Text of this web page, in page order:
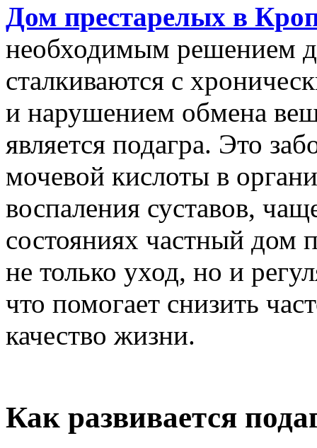
Дом престарелых в
необходимым решением
сталкиваются с
и нарушением обмена
является подагра. Это
мочевой кислоты в
воспаления суставов,
состояниях частный дом
не только уход, но и
что помогает снизить
качество жизни.
Как развивается